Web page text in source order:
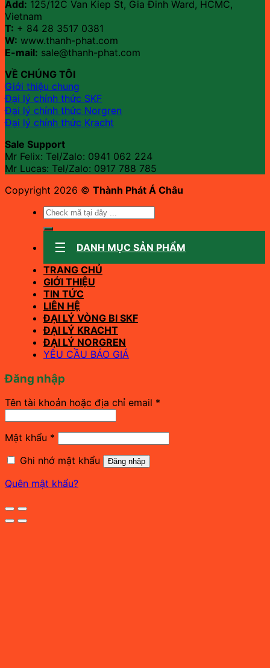
Add: 125/12C Van Kiep St, Gia Đinh Ward, HCMC,
Vietnam
T: + 84 28 3517 0381
W: www.thanh-phat.com
E-mail: sale@thanh-phat.com
VỀ CHÚNG TÔI
Giới thiệu chung
Đại lý chính thức SKF
Đại lý chính thức Norgren
Đại lý chính thức Kracht
Sale Support
Mr Felix: Tel/Zalo: 0941 062 224
Mr Lucas: Tel/Zalo: 0917 788 785
Copyright 2026 © Thành Phát Á Châu
Tìm
kiếm:
DANH MỤC SẢN PHẨM
TRANG CHỦ
GIỚI THIỆU
TIN TỨC
LIÊN HỆ
ĐẠI LÝ VÒNG BI SKF
ĐẠI LÝ KRACHT
ĐẠI LÝ NORGREN
YÊU CẦU BÁO GIÁ
Đăng nhập
Tên tài khoản hoặc địa chỉ email *
Mật khẩu *
Ghi nhớ mật khẩu
Đăng nhập
Quên mật khẩu?